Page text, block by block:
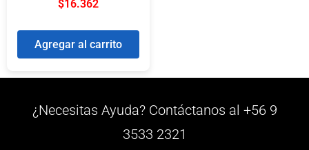
$16.362
Agregar al carrito
¿Necesitas Ayuda? Contáctanos al +56 9
3533 2321